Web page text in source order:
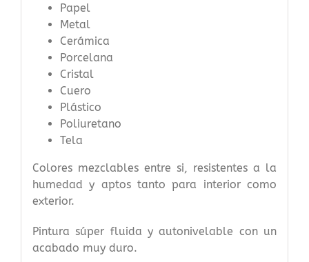
Papel
Metal
Cerámica
Porcelana
Cristal
Cuero
Plástico
Poliuretano
Tela
Colores mezclables entre si, resistentes a la
humedad y aptos tanto para interior como
exterior.
Pintura súper fluida y autonivelable con un
acabado muy duro.